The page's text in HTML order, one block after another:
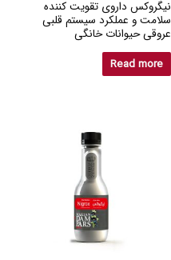
نیگروکس داروی تقویت کننده
سلامت و عملکرد سیستم قلبی
عروقی حیوانات خانگی
Read more